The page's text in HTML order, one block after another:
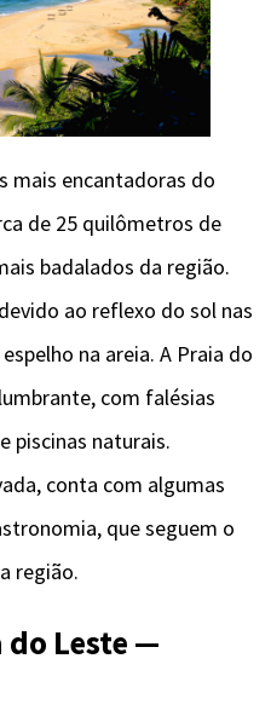
mais encantadoras do
de 25 quilômetros de
badalados da região.
ao reflexo do sol nas
na areia. A Praia do
com falésias
piscinas naturais.
conta com algumas
que seguem o
região.
Leste —